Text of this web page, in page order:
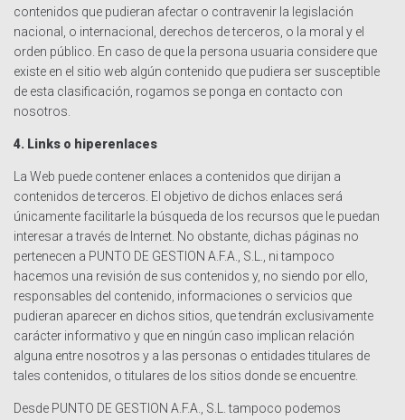
contenidos que pudieran afectar o contravenir la legislación
nacional, o internacional, derechos de terceros, o la moral y el
orden público. En caso de que la persona usuaria considere que
existe en el sitio web algún contenido que pudiera ser susceptible
de esta clasificación, rogamos se ponga en contacto con
nosotros.
4. Links o hiperenlaces
La Web puede contener enlaces a contenidos que dirijan a
contenidos de terceros. El objetivo de dichos enlaces será
únicamente facilitarle la búsqueda de los recursos que le puedan
interesar a través de Internet. No obstante, dichas páginas no
pertenecen a PUNTO DE GESTION A.F.A., S.L., ni tampoco
hacemos una revisión de sus contenidos y, no siendo por ello,
responsables del contenido, informaciones o servicios que
pudieran aparecer en dichos sitios, que tendrán exclusivamente
carácter informativo y que en ningún caso implican relación
alguna entre nosotros y a las personas o entidades titulares de
tales contenidos, o titulares de los sitios donde se encuentre.
Desde PUNTO DE GESTION A.F.A., S.L. tampoco podemos